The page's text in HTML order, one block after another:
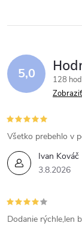
5,0
128
Ivan Kováč
3.8.2026
Všetko prebehlo v
Dodanie rýchle,len